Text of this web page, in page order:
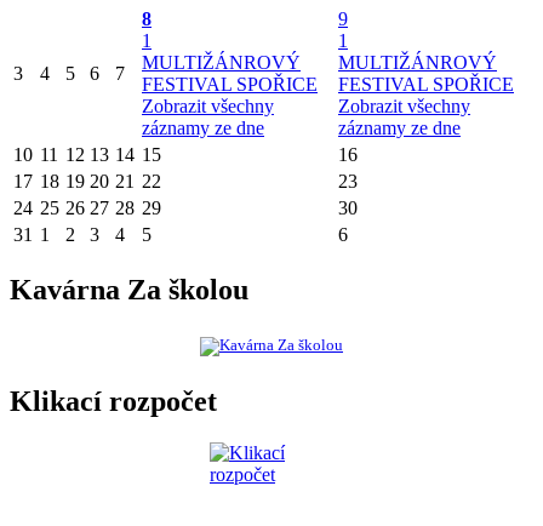
3 4 5 6 7
8
1
MULTIŽÁNROVÝ
FESTIVAL SPOŘICE
Zobrazit všechny
záznamy ze dne
9
1
MULTIŽÁNROVÝ
FESTIVAL SPOŘICE
Zobrazit všechny
záznamy ze dne
10 11 12 13 14 15
16
17 18 19 20 21 22
23
24 25 26 27 28 29
30
31 1 2 3 4 5 6
Kavárna Za školou
Klikací rozpočet